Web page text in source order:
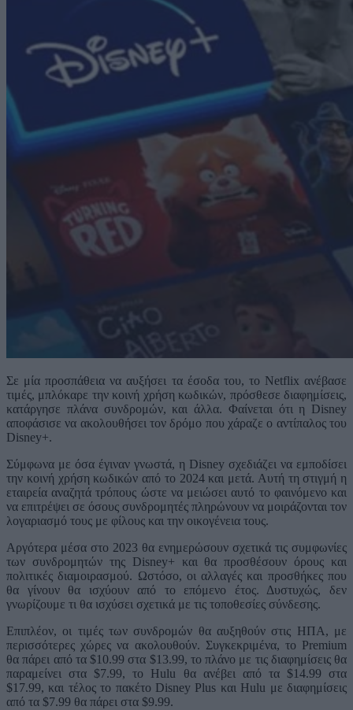
Σε μία προσπάθεια να αυξήσει τα έσοδα του, το Netflix ανέβασε
τιμές, μπλόκαρε την κοινή χρήση κωδικών, πρόσθεσε διαφημίσεις,
κατάργησε πλάνα συνδρομών, και άλλα. Φαίνεται ότι η Disney
αποφάσισε να ακολουθήσει τον δρόμο που χάραζε ο αντίπαλος του
Disney+.
Σύμφωνα με όσα έγιναν γνωστά, η Disney σχεδιάζει να εμποδίσει
την κοινή χρήση κωδικών από το 2024 και μετά. Αυτή τη στιγμή η
εταιρεία αναζητά τρόπους ώστε να μειώσει αυτό το φαινόμενο και
να επιτρέψει σε όσους συνδρομητές πληρώνουν να μοιράζονται τον
λογαριασμό τους με φίλους και την οικογένεια τους.
Αργότερα μέσα στο 2023 θα ενημερώσουν σχετικά τις συμφωνίες
των συνδρομητών της Disney+ και θα προσθέσουν όρους και
πολιτικές διαμοιρασμού. Ωστόσο, οι αλλαγές και προσθήκες που
θα γίνουν θα ισχύουν από το επόμενο έτος. Δυστυχώς, δεν
γνωρίζουμε τι θα ισχύσει σχετικά με τις τοποθεσίες σύνδεσης.
Επιπλέον, οι τιμές των συνδρομών θα αυξηθούν στις ΗΠΑ, με
περισσότερες χώρες να ακολουθούν. Συγκεκριμένα, το Premium
θα πάρει από τα $10.99 στα $13.99, το πλάνο με τις διαφημίσεις θα
παραμείνει στα $7.99, το Hulu θα ανέβει από τα $14.99 στα
$17.99, και τέλος το πακέτο Disney Plus και Hulu με διαφημίσεις
από τα $7.99 θα πάρει στα $9.99.